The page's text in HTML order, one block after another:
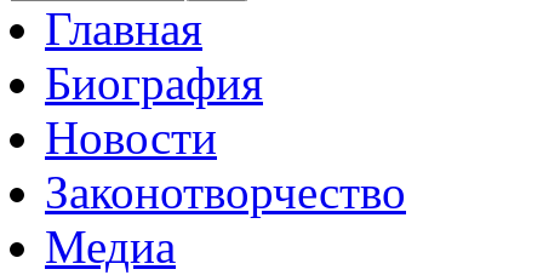
Главная
Биография
Новости
Законотворчество
Медиа